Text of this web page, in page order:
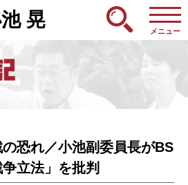
晃
メニュー
恐れ／小池副委員長がBS
立法」を批判